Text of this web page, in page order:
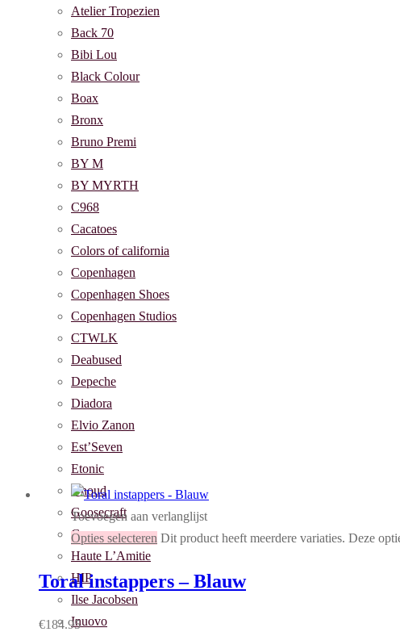
Atelier Tropezien
Back 70
Bibi Lou
Black Colour
Boax
Bronx
Bruno Premi
BY M
BY MYRTH
C968
Cacatoes
Colors of california
Copenhagen
Copenhagen Shoes
Copenhagen Studios
CTWLK
Deabused
Depeche
Diadora
Elvio Zanon
Est’Seven
Etonic
Ghoud
Goosecraft
Guess
Haute L’Amitie
HIP
Ilse Jacobsen
Inuovo
Toevoegen aan verlanglijst
Opties selecteren Dit product heeft meerdere variaties. Deze
Toral instappers – Blauw
€184.95